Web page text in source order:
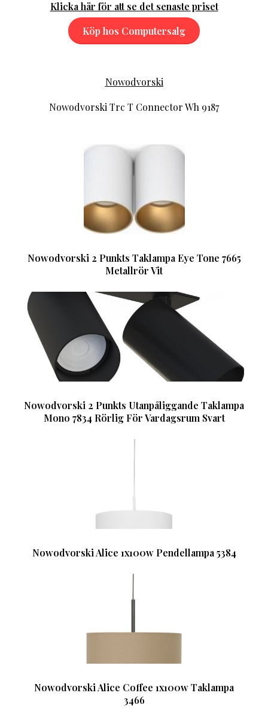
Klicka här för att se det senaste priset
Köp hos Computersalg
Nowodvorski
Nowodvorski Trc T Connector Wh 9187
Nowodvorski 2 Punkts Taklampa Eye Tone 7665
Metallrör Vit
Nowodvorski 2 Punkts Utanpåliggande Taklampa
Mono 7834 Rörlig För Vardagsrum Svart
Nowodvorski Alice 1x100w Pendellampa 5384
Nowodvorski Alice Coffee 1x100w Taklampa
3466